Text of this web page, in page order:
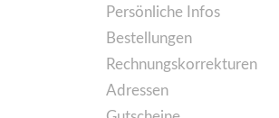
Persönliche Infos
Bestellungen
Rechnungskorrekturen
Adressen